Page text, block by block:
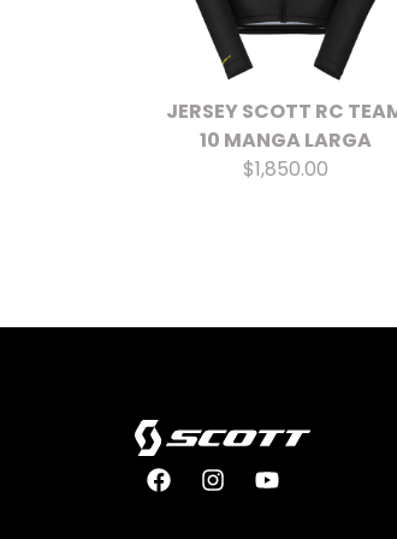
JERSEY SCOTT RC
10 MANGA LARGA
$1,850.00